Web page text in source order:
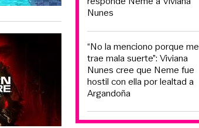
Nunes
“No la menciono porque me
trae mala suerte”: Viviana
Nunes cree que Neme fue
hostil con ella por lealtad a
Argandoña